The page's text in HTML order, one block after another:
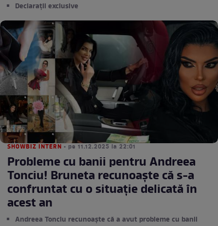
Declarații exclusive
SHOWBIZ INTERN • pe 11.12.2025 la 22:01
Probleme cu banii pentru Andreea
Tonciu! Bruneta recunoaște că s-a
confruntat cu o situație delicată în
acest an
Andreea Tonciu recunoaște că a avut probleme cu banii